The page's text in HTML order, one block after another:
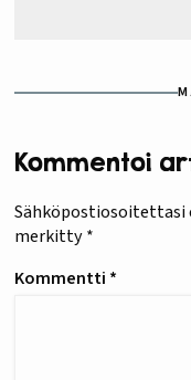
Kommentoi
Sähköpostiosoitettasi
merkitty*
Kommentti *